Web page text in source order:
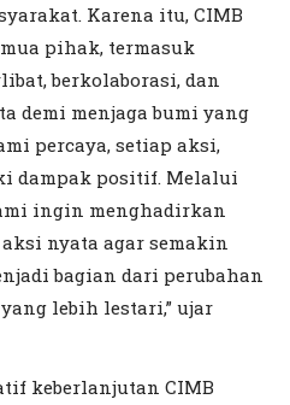
Karena itu, CIMB
pihak, termasuk
berkolaborasi, dan
demi menjaga bumi yang
percaya, setiap aksi,
dampak positif. Melalui
ingin menghadirkan
nyata agar semakin
bagian dari perubahan
lebih lestari,” ujar
keberlanjutan CIMB